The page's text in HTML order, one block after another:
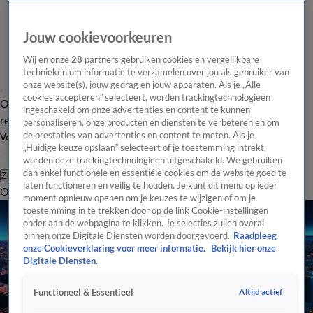
Overzicht Laatste nieuws Regionieuws Het beste van Hart
Tip de
redactie
Volg Hart van Nederland
Zoeken
OverzichtRegioUitzendingenWeerTip de redactiePanelVideo's
Jouw cookievoorkeuren
Wij en onze28 partners gebruiken cookies en vergelijkbare
technieken om informatie te verzamelen over jou als gebruiker van
onze website(s), jouw gedrag en jouw apparaten. Als je „Alle
cookies accepteren” selecteert, worden trackingtechnologieën
ingeschakeld om onze advertenties en content te kunnen
personaliseren, onze producten en diensten te verbeteren en om
de prestaties van advertenties en content te meten. Als je
„Huidige keuze opslaan” selecteert of je toestemming intrekt,
worden deze trackingtechnologieën uitgeschakeld. We gebruiken
dan enkel functionele en essentiële cookies om de website goed te
laten functioneren en veilig te houden. Je kunt dit menu op ieder
moment opnieuw openen om je keuzes te wijzigen of om je
toestemming in te trekken door op de link Cookie-instellingen
onder aan de webpagina te klikken. Je selecties zullen overal
binnen onze Digitale Diensten worden doorgevoerd. Raadpleeg
onze Cookieverklaring voor meer informatie.
Bekijk hier onze
Digitale Diensten.
Functioneel & Essentieel Altijd actief